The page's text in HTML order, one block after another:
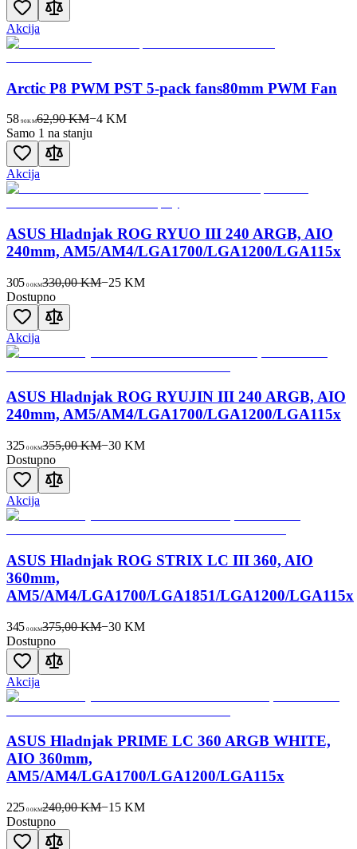
Akcija
Arctic P8 PWM PST 5-pack fans80mm PWM Fan
58 90KM62,90 KM−4KM
Samo 1 na stanju
Akcija
ASUS Hladnjak ROG RYUO III 240 ARGB, AIO
240mm, AM5/AM4/LGA1700/LGA1200/LGA115x
305 00KM330,00 KM−25 KM
Dostupno
Akcija
ASUS Hladnjak ROG RYUJIN III 240 ARGB, AIO
240mm, AM5/AM4/LGA1700/LGA1200/LGA115x
325 00KM355,00 KM−30 KM
Dostupno
Akcija
ASUS Hladnjak ROG STRIX LC III 360, AIO
360mm,
AM5/AM4/LGA1700/LGA1851/LGA1200/LGA115x
345 00KM375,00 KM−30 KM
Dostupno
Akcija
ASUS Hladnjak PRIME LC 360 ARGB WHITE,
AIO 360mm,
AM5/AM4/LGA1700/LGA1200/LGA115x
225 00KM240,00 KM−15 KM
Dostupno